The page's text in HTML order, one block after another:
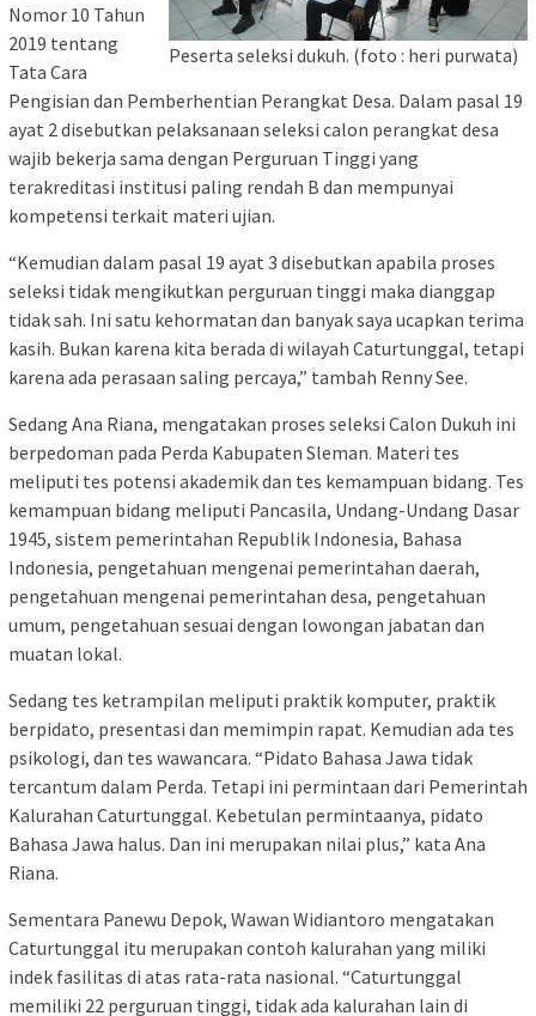
Peserta seleksi dukuh. (foto : heri purwata)
Nomor 10 Tahun
2019 tentang
Tata Cara
Pengisian dan Pemberhentian Perangkat Desa. Dalam pasal 19
ayat 2 disebutkan pelaksanaan seleksi calon perangkat desa
wajib bekerja sama dengan Perguruan Tinggi yang
terakreditasi institusi paling rendah B dan mempunyai
kompetensi terkait materi ujian.
“Kemudian dalam pasal 19 ayat 3 disebutkan apabila proses
seleksi tidak mengikutkan perguruan tinggi maka dianggap
tidak sah. Ini satu kehormatan dan banyak saya ucapkan terima
kasih. Bukan karena kita berada di wilayah Caturtunggal, tetapi
karena ada perasaan saling percaya,” tambah Renny See.
Sedang Ana Riana, mengatakan proses seleksi Calon Dukuh ini
berpedoman pada Perda Kabupaten Sleman. Materi tes
meliputi tes potensi akademik dan tes kemampuan bidang. Tes
kemampuan bidang meliputi Pancasila, Undang-Undang Dasar
1945, sistem pemerintahan Republik Indonesia, Bahasa
Indonesia, pengetahuan mengenai pemerintahan daerah,
pengetahuan mengenai pemerintahan desa, pengetahuan
umum, pengetahuan sesuai dengan lowongan jabatan dan
muatan lokal.
Sedang tes ketrampilan meliputi praktik komputer, praktik
berpidato, presentasi dan memimpin rapat. Kemudian ada tes
psikologi, dan tes wawancara. “Pidato Bahasa Jawa tidak
tercantum dalam Perda. Tetapi ini permintaan dari Pemerintah
Kalurahan Caturtunggal. Kebetulan permintaanya, pidato
Bahasa Jawa halus. Dan ini merupakan nilai plus,” kata Ana
Riana.
Sementara Panewu Depok, Wawan Widiantoro mengatakan
Caturtunggal itu merupakan contoh kalurahan yang miliki
indek fasilitas di atas rata-rata nasional. “Caturtunggal
memiliki 22 perguruan tinggi, tidak ada kalurahan lain di